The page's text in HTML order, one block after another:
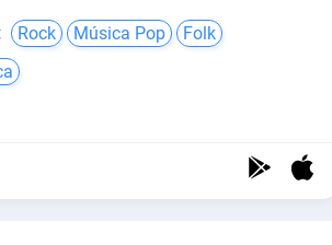
Rock Música Pop
Folk